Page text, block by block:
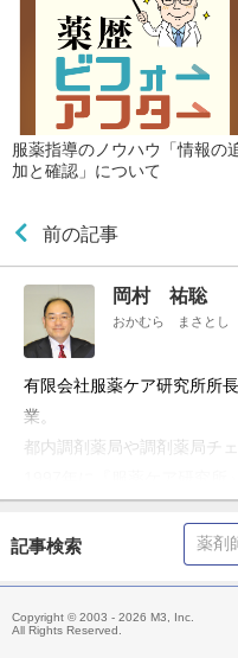
服薬指導のノウハウ「情報の
加と確認」について
前の記事
岡村 祐聡
おかむら まさとし
有限会社服薬ケア研究所所
業。
都内調剤薬局や調剤薬局チ
修会や服薬セミナーなどで
年に設立した「服薬ケア研
療の向上のため活動を続けて
記事検索
Copyright © 2003 - 2026 M3, Inc.
All Rights Reserved.